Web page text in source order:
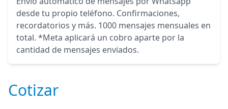
desde tu propio teléfono. Confirmaciones,
recordatorios y más. 1000 mensajes mensuales en
total. *Meta aplicará un cobro aparte por la
cantidad de mensajes enviados.
Cotizar